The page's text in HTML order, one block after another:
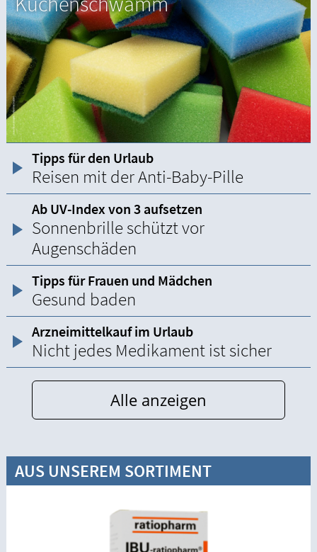
Tipps für den Urlaub
Reisen mit der Anti-Baby-Pille
Ab UV-Index von 3 aufsetzen
Sonnenbrille schützt vor
Augenschäden
Tipps für Frauen und Mädchen
Gesund baden
Arzneimittelkauf im Urlaub
Nicht jedes Medikament ist sicher
Alle anzeigen
AUS UNSEREM SORTIMENT